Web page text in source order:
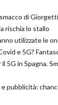
di
rischia lo stallo
utilizzate le
e 5G?
5G in Spagna.
pubblicità: